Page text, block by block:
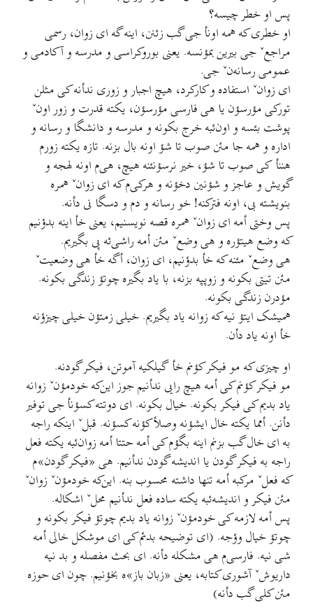
پس او خطر چیسه؟
او خطری که همه اونأ جی گب زئنن، اینه گه ای زوان، رسمی
مراجعˇ جی بیرین بمؤنسه. یعنی بوروکراسی و مدرسه و آکادمی و
عمومی رسانه‌نˇ جی.
ای زوانˇ استفاده و کارکرد، هیچ اجبار و زوری ندأنه کی مثلن
تورکی مؤرسؤن یا هی فارسی مؤرسؤن، یکته قدرت و زور اونˇ
پوشت بئسه و اون‌ئبه خرج بکونه و مدرسه و دانشگا و رسانه و
اداره و همه جا مئن صوب تا شؤ اونه بال بزنه. تازه یکته زورم
هننأ کی صوب تا شؤ، خیر نرسؤنئنه هیچ، هی‌م اونه لهجه و
گویش و عاجز و شؤنین دخؤنه و هرکی‌م که ای زوانˇ همره
بنویشته بی، اونه فترکنه! خو رسانه و دم و دسگا نی دأنه.
پس وختی أمه ای زوانˇ همره قصه نویسنیم، یعنی خأ اینه بدؤنیم
که وضع هیتؤره و هی وضعˇ مئن أمه راشی‌ئه پی بگیریم.
هی وضعˇ مئنه که خأ بدؤنیم، ای زوان، أگه خأ هی وضعیتˇ
مئن تیتی بکونه و زوپپه بزنه، با یاد بگیره چوتؤ زندگی بکونه.
مؤدرن زندگی بکونه.
همیشک ایتؤ نیه که زوانه یاد بگیریم. خیلی زمتؤن خیلی چیزؤنه
خأ اونه یاد دأن.
او چیزی که مو فیکر کؤنم خأ گیلکیه آموتن، فیکر گودنه.
مو فیکر کؤنم کی أمه هیچ رایی ندأنیم جوز این‌که خودمؤنˇ زوانه
یاد بدیم کی فیکر بکونه. خیال بکونه. ای دوتته کسؤنأ جی توفیر
دأنن. أمما یکته خال ایشؤنه وصلأکؤنه کسؤنه. قبلˇ اینکه راجه
به ای خال گب بزنم اینه بگؤم کی أمه حتتا أمه زوان‌ئبه یکته فعل
راجه به فیکر گودن یا اندیشه گودن ندأنیم. هی «فیکر گودن»م
که فعلˇ مرکبه أمه تنها داشته محسوب بنه. این‌که خودمؤنˇ زوانˇ
مئن فیکر و اندیشه‌ئبه یکته ساده فعل ندأنیم محلˇ اشکاله.
پس أمه لازمه کی خودمؤنˇ زوانه یاد بدیم چوتؤ فیکر بکونه و
چوتؤ خیال وؤجه. (ای توضیحه بدئم کی ای موشکل خالی أمه
شی نیه. فارسی‌م هی مشکله دأنه. ای بحث مفصله و بد نیه
داریوشˇ آشوری کتابه، یعنی «زبان باز»ه بخؤنیم. چون ای حوزه
مئن کلی گب دأنه)